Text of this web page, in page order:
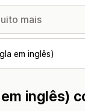
em inglês)
inglês)